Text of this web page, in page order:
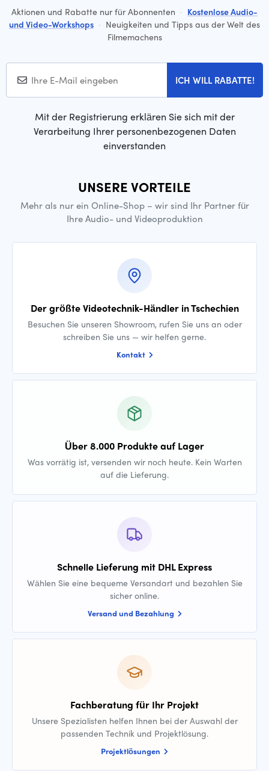
Aktionen und Rabatte nur für Abonnenten · Kostenlose Audio-
und Video-Workshops · Neuigkeiten und Tipps aus der Welt des
Filmemachens
ICH WILL RABATTE!
Mit der Registrierung erklären Sie sich mit der
Verarbeitung Ihrer personenbezogenen Daten
einverstanden
UNSERE VORTEILE
Mehr als nur ein Online-Shop – wir sind Ihr Partner für
Ihre Audio- und Videoproduktion
Der größte Videotechnik-Händler in Tschechien
Besuchen Sie unseren Showroom, rufen Sie uns an oder
schreiben Sie uns — wir helfen gerne.
Kontakt
Über 8.000 Produkte auf Lager
Was vorrätig ist, versenden wir noch heute. Kein Warten
auf die Lieferung.
Schnelle Lieferung mit DHL Express
Wählen Sie eine bequeme Versandart und bezahlen Sie
sicher online.
Versand und Bezahlung
Fachberatung für Ihr Projekt
Unsere Spezialisten helfen Ihnen bei der Auswahl der
passenden Technik und Projektlösung.
Projektlösungen